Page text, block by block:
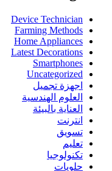
Device Technician
Farming Methods
Home Appliances
Latest Decorations
Smartphones
Uncategorized
اجهزة تجميل
العلوم الهندسية
العناية بالبيئة
انترنت
تسويق
تعليم
تكنولوجيا
حلويات